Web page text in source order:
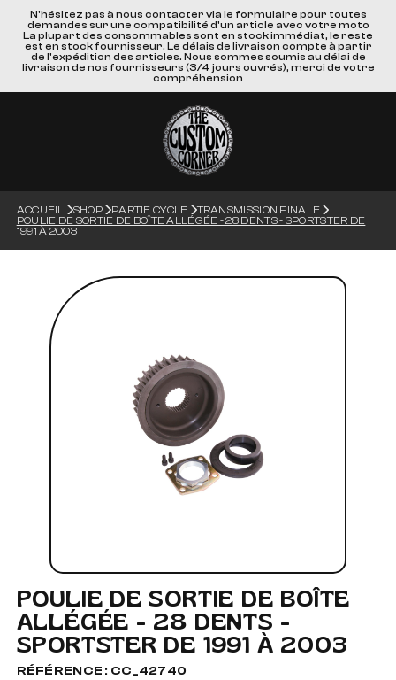
N'hésitez pas à nous contacter via le formulaire pour toutes
demandes sur une compatibilité d'un article avec votre moto
La plupart des consommables sont en stock immédiat, le reste
est en stock fournisseur. Le délais de livraison compte à partir
de l'expédition des articles. Nous sommes soumis au délai de
livraison de nos fournisseurs (3/4 jours ouvrés), merci de votre
compréhension
ACCUEIL SHOP PARTIE CYCLE
TRANSMISSION FINALE
POULIE DE SORTIE DE BOÎTE ALLÉGÉE - 28 DENTS - SPORTSTER DE
1991 À 2003
POULIE DE SORTIE DE BOÎTE
ALLÉGÉE - 28 DENTS -
SPORTSTER DE 1991 À 2003
RÉFÉRENCE : CC_42740